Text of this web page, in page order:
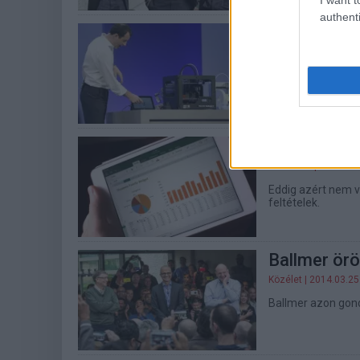
Antoine Leblond
Macworld|
Eddig azért nem
feltételek.
Ballmer
Közélet |
Ballmer azon